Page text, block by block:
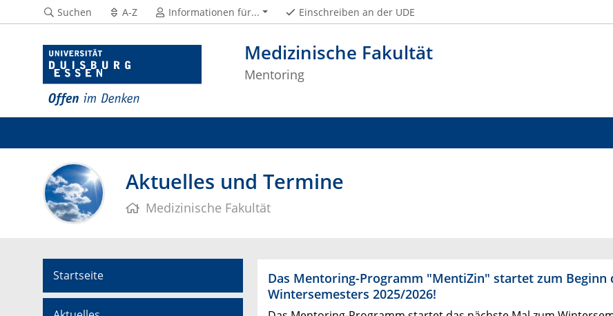
Medizinische Fakultät
Mentoring
Suchen A-Z Informationen für... Einschreiben an der UDE
Aktuelles und Termine
Medizinische Fakultät
Startseite
Das Mentoring-Programm "MentiZin" startet zum Beginn
Wintersemesters 2025/2026!